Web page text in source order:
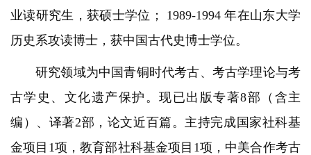
业读研究生，获硕士学位； 1989-1994 年在山东大学
历史系攻读博士，获中国古代史博士学位。
研究领域为中国青铜时代考古、考古学理论与考
古学史、文化遗产保护。现已出版专著8部（含主
编）、译著2部，论文近百篇。主持完成国家社科基
金项目1项，教育部社科基金项目1项，中美合作考古